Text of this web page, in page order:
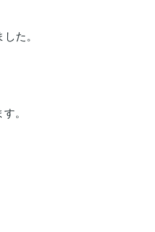
た。
。